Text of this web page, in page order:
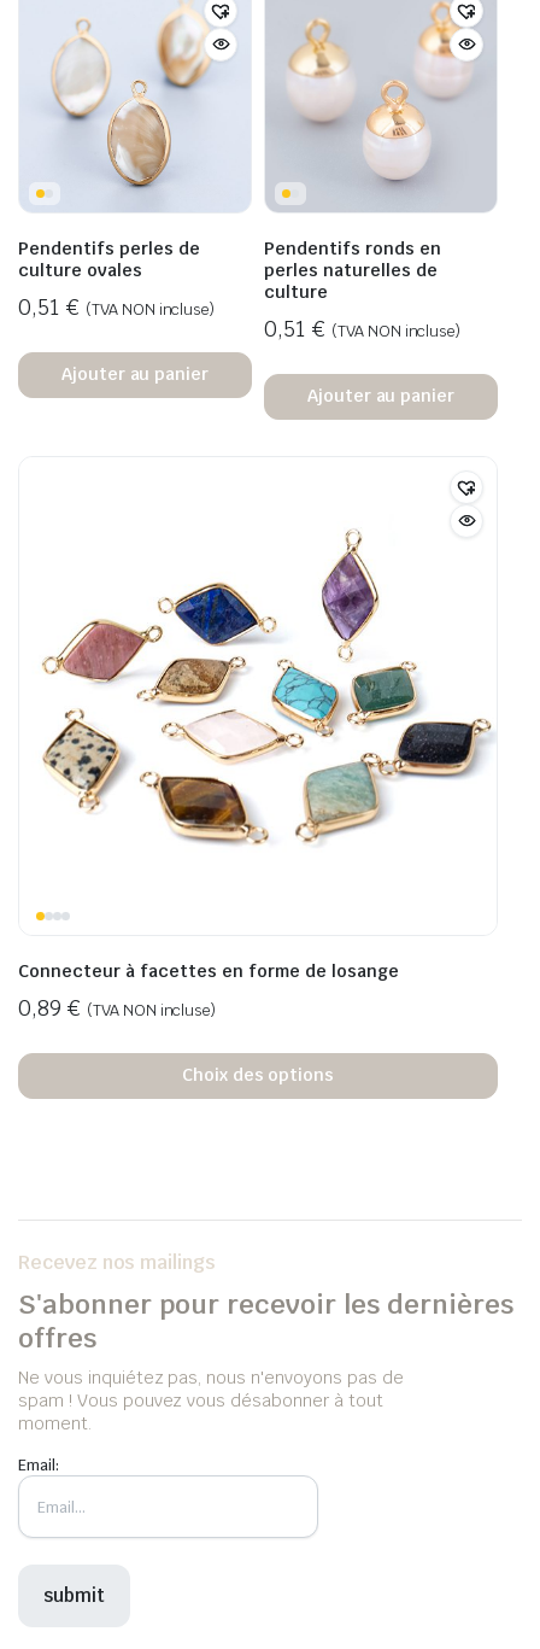
Pendentifs perles de
culture ovales
0,51 € (TVA NON incluse)
Ajouter au panier
Pendentifs ronds en
perles naturelles de
culture
0,51 € (TVA NON incluse)
Ajouter au panier
Connecteur à facettes en forme de losange
0,89 € (TVA NON incluse)
Choix des options
Recevez nos mailings
S'abonner pour recevoir les dernières
offres
Ne vous inquiétez pas, nous n'envoyons pas de
spam ! Vous pouvez vous désabonner à tout
moment.
Email: